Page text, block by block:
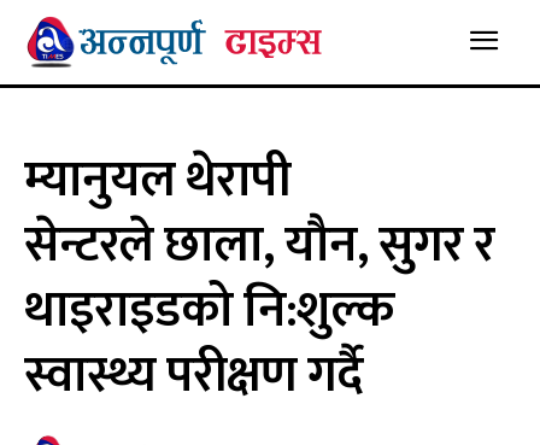
म्यानुयल थेरापी
सेन्टरले छाला, यौन, सुगर र
थाइराइडको नि:शुल्क
स्वास्थ्य परीक्षण गर्दै